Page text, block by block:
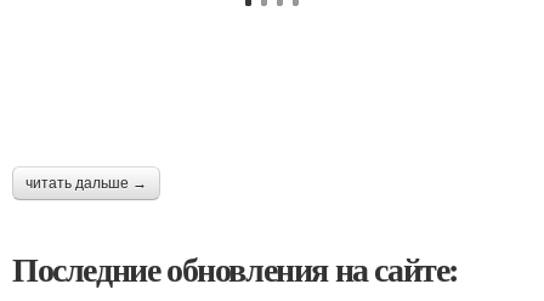
читать дальше →
Последние обновления на сайте: